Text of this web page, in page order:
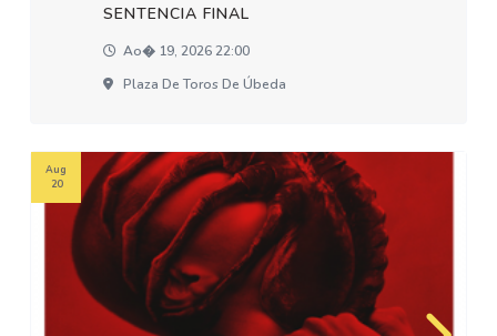
SENTENCIA FINAL
Ao� 19, 2026 22:00
Plaza De Toros De Úbeda
Aug
20